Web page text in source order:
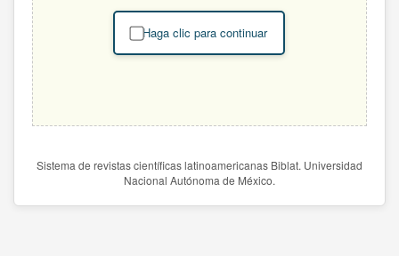
Haga clic para continuar
Sistema de revistas científicas latinoamericanas Biblat. Universidad
Nacional Autónoma de México.